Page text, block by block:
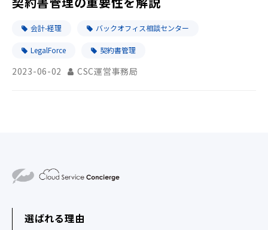
会計-経理 バックオフィス相談センター
LegalForce 契約書管理
2023-06-02 CSC運営事務局
選ばれる理由